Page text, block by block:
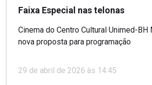
Faixa Especial nas telonas
Cinema do Centro Cultural Unimed-BH
nova proposta para programação
29 de abril de 2026 às 14:45